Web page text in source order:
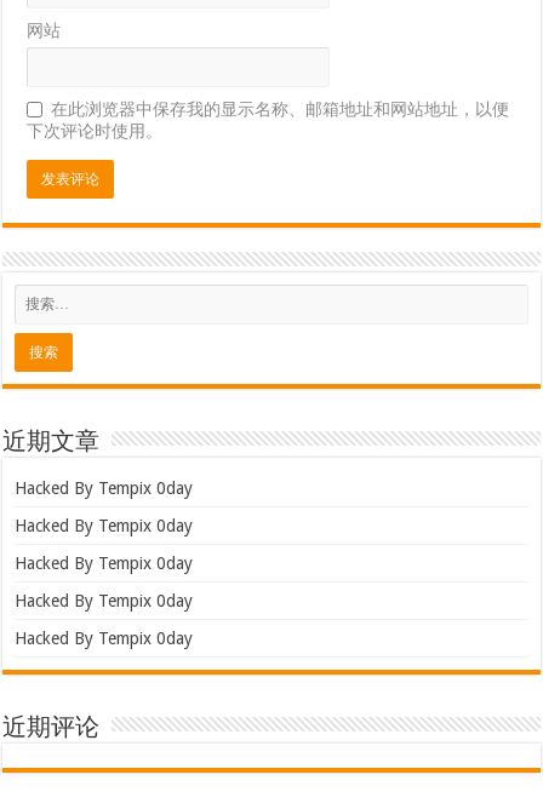
网站
在此浏览器中保存我的显示名称、邮箱地址和网站地址，以便
下次评论时使用。
近期文章
Hacked By Tempix 0day
Hacked By Tempix 0day
Hacked By Tempix 0day
Hacked By Tempix 0day
Hacked By Tempix 0day
近期评论